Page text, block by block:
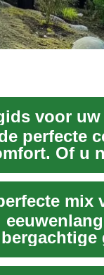
voor
perfecte
Of u